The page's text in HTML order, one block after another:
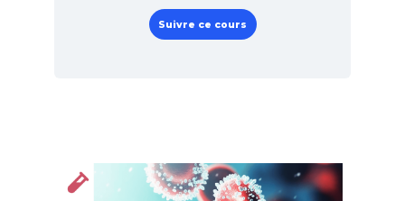
Suivre ce cours